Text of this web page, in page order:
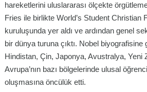
hareketlerini uluslararası ölçekte
Fries ile birlikte World’s Student Christian
kuruluşunda yer aldı ve ardından genel
bir dünya turuna çıktı. Nobel
Hindistan, Çin, Japonya, Avustralya, Yeni
Avrupa’nın bazı bölgelerinde ulusal
oluşmasına öncülük etti.